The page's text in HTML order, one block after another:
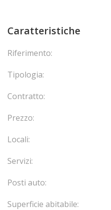
Caratteristiche
Riferimento:
Tipologia:
Contratto:
Prezzo:
Locali:
Servizi:
Posti auto:
Superficie abitabile: